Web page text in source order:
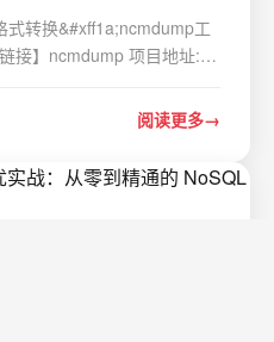
转换&#xff1a;ncmdump工
项目地址:
易云音乐下载的歌曲只能
阅读更多